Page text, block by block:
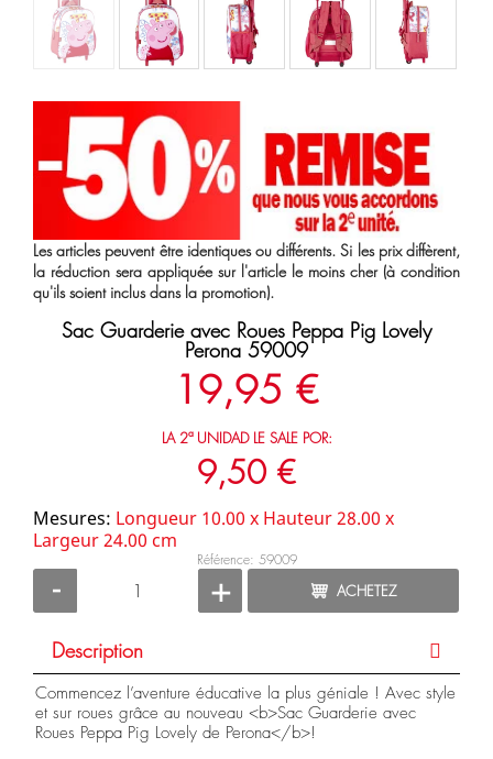
Les articles peuvent être identiques ou différents. Si les prix diffèrent,
la réduction sera appliquée sur l'article le moins cher (à condition
qu'ils soient inclus dans la promotion).
Sac Guarderie avec Roues Peppa Pig Lovely
Perona 59009
19,95 €
LA 2ª UNIDAD LE SALE POR:
9,50 €
Mesures: Longueur 10.00 x Hauteur 28.00 x
Largeur 24.00 cm
Référence: 59009
- + ACHETEZ
Description
Commencez l’aventure éducative la plus géniale ! Avec style
et sur roues grâce au nouveau <b>Sac Guarderie avec
Roues Peppa Pig Lovely de Perona</b>!